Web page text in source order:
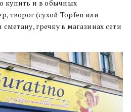
купить и в обычных
творог (сухой Topfen или
гречку в магазинах сети